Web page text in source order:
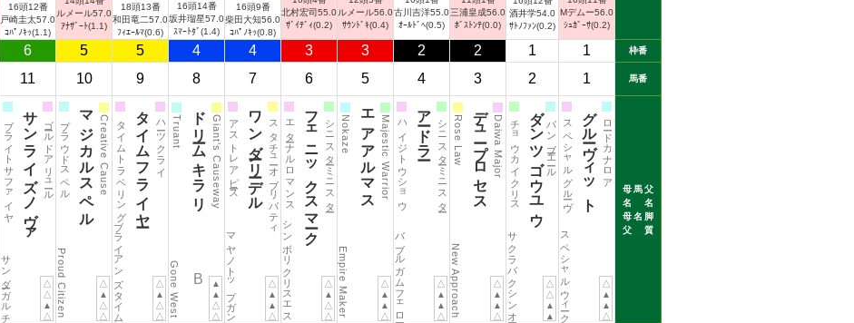
16頭12番
戸崎圭太57.0
ｺﾊﾟﾉｷｯ(1.1)
ルメール57.0
ｱﾅｻﾞｰﾄ(1.1)
18頭13番
和田竜二57.0
ﾌｨｴｰﾙﾏ(0.6)
16頭14番
坂井瑠星57.0
ｽﾏｰﾄﾀﾞ(1.4)
16頭9番
柴田大知56.0
ｺﾊﾟﾉｷｯ(0.8)
北村宏司55.0
ｻﾞｲﾃﾞｨ(0.2)
ルメール56.0
ｻｳﾝﾄﾞｷ(0.4)
古川吉洋55.0
ｵｰﾙﾄﾞﾍ(0.5)
三浦皇成56.0
ﾎﾞｽﾄﾝﾃ(0.0)
酒井学54.0
ｻﾄﾉﾌｧﾝ(0.2)
Mデムー56.0
ｼｭｶﾞｰｻ(0.2)
6 5 5 4 4 3 3 2 2 1 1 枠番
11 10 9 8 7 6 5 4 3 2 1 馬番
サンダーガルチ
サンライズノヴァ
ブライトサファイヤ ゴールドアリュール
△
△
▲
△
Proud Citizen
マジカルスペル
プラウドスペル Creative Cause
△
▲
△
△
ブライアンズタイム
タイムフライヤー
タイムトラベリング ハーツクライ
△
▲
△
△
Gone West
ドリームキラリ
B
Truant Giant’s Causeway
▲
▲
△
△
マヤノトップガン
ワンダーリーデル
アストレアピース スタチューオブリバティ
△
▲
▲
△
シンボリクリスエス
フェニックスマーク
エターナルロマンス シニスターミニスター
△
▲
△
△ Empire Maker
エアアルマス
Nokaze Majestic Warrior
△
▲
▲
△
バブルガムフェロー
アードラー
ハイジトウショウ シニスターミニスター
△
▲
▲
△ New Approach
デュープロセス
Rose Law Daiwa Major
△
▲
▲
△
サクラバクシンオー
ダンツゴウユウ
チョウカイクリス バンブーエール
△
△
▲
▲
スペシャルウィーク
グルーヴィット
スペシャルグルーヴ ロードカナロア
△
▲
▲
△
母
名
母
父
馬
名
父
名
脚
質